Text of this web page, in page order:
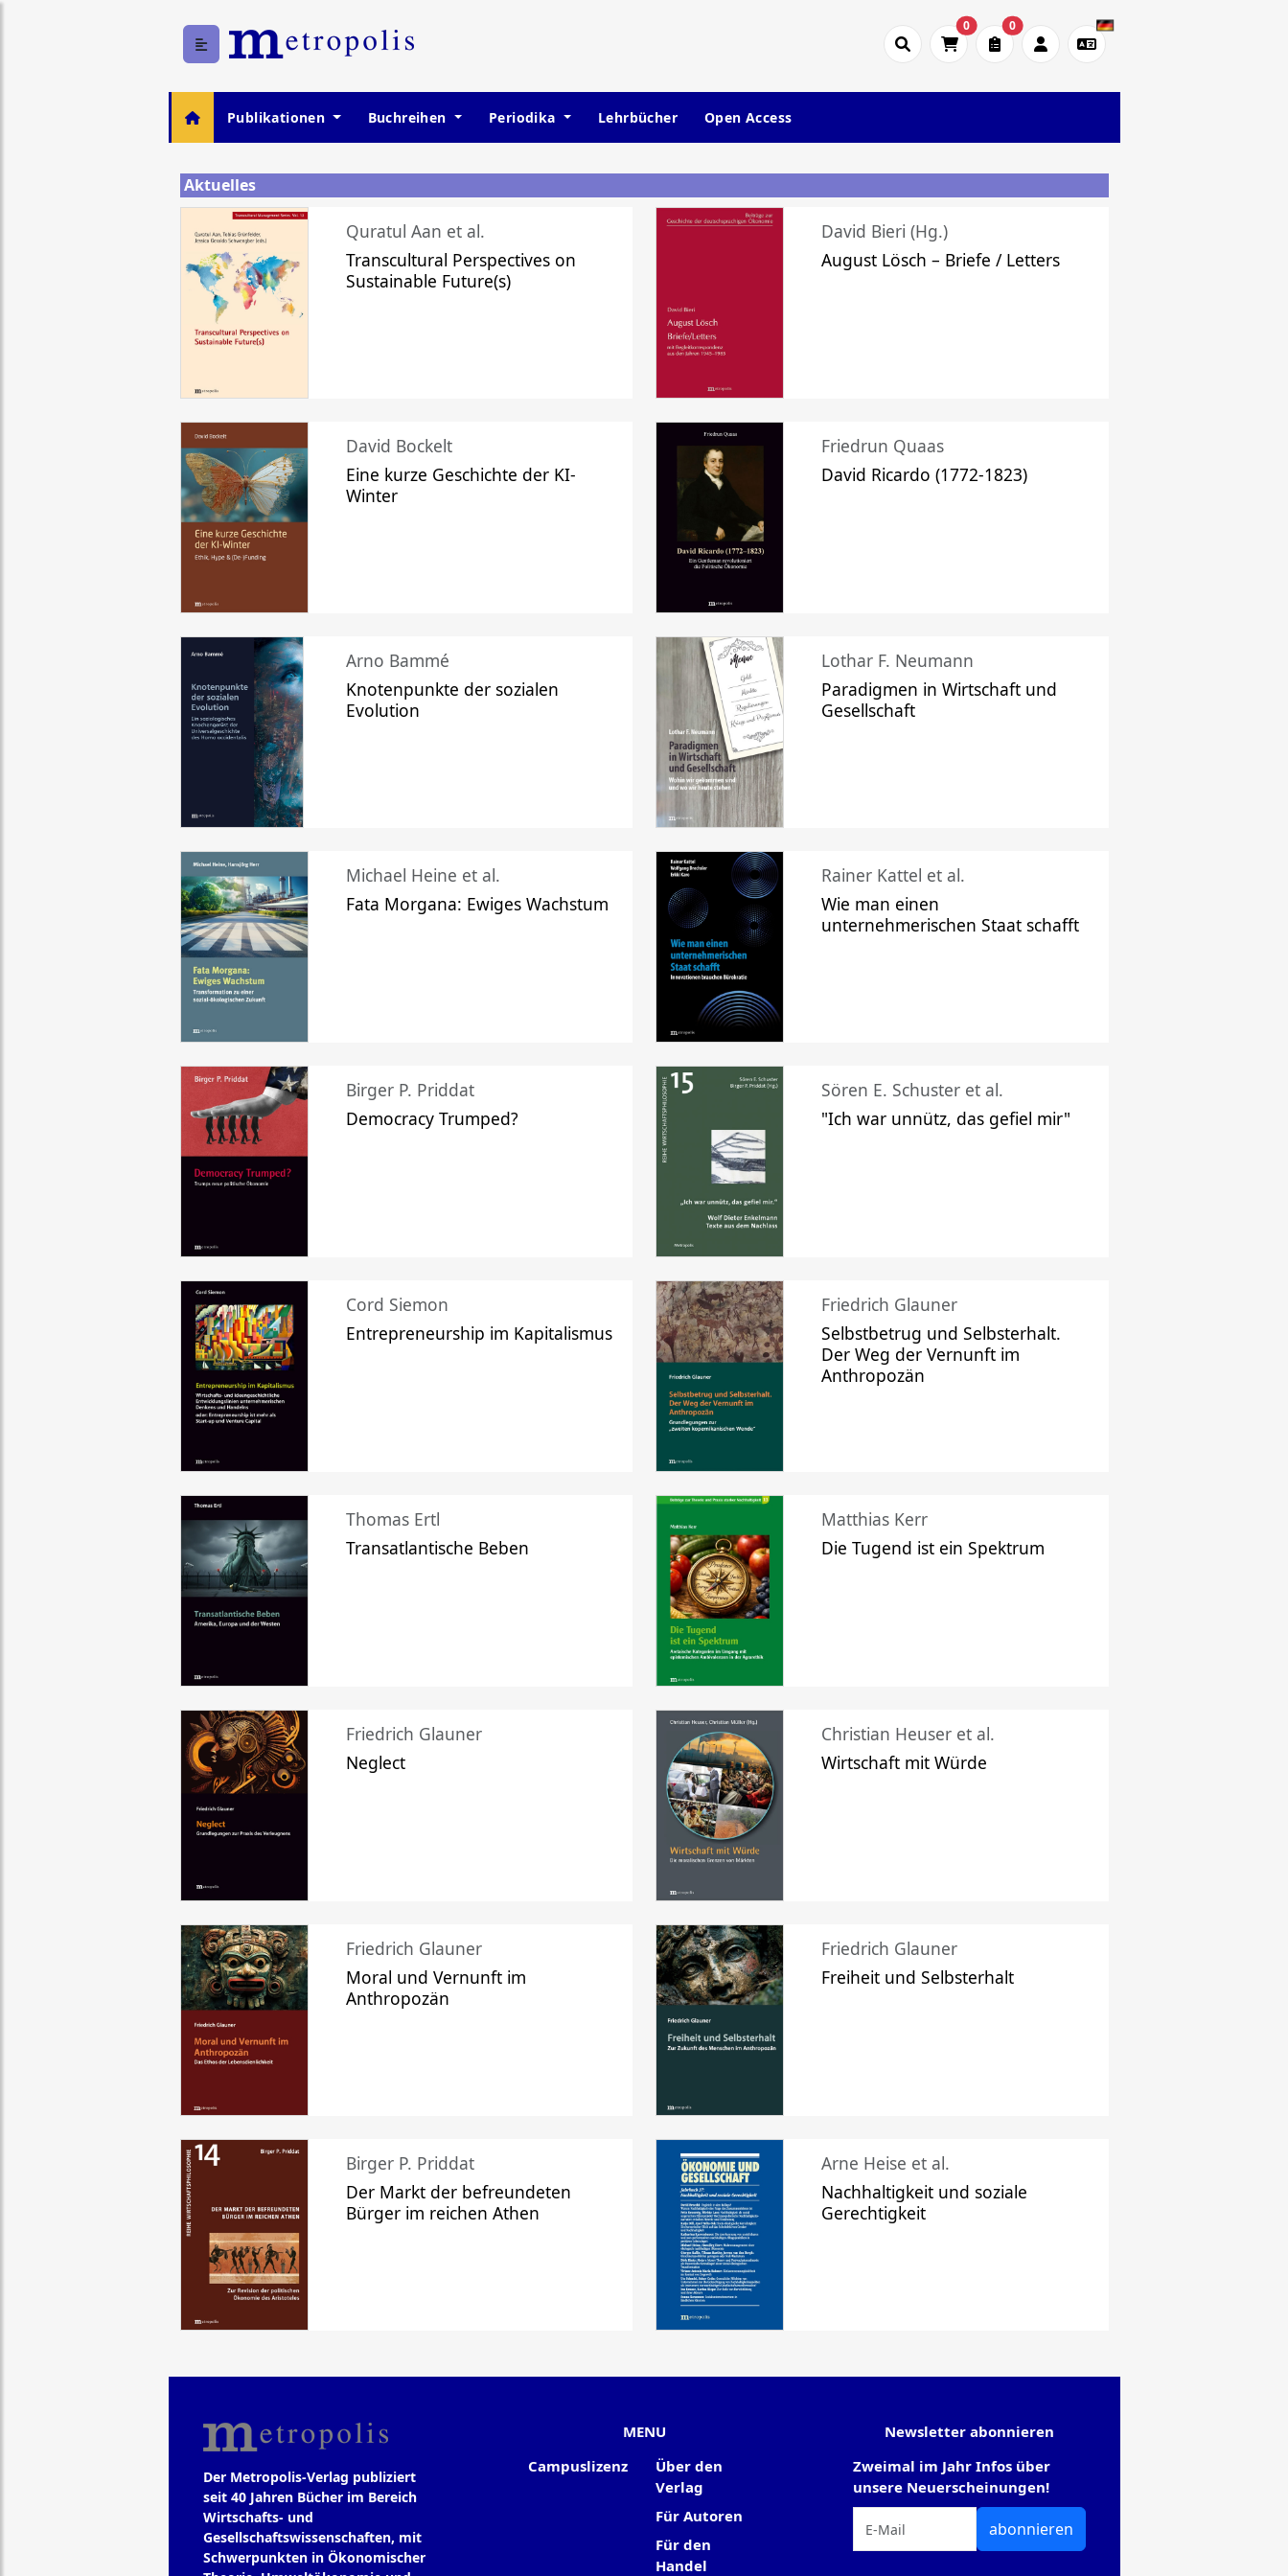
0 0
Publikationen Buchreihen Periodika Lehrbücher Open Access
Aktuelles
Quratul Aan et al.
Transcultural Perspectives on
Sustainable Future(s)
David Bieri (Hg.)
August Lösch – Briefe / Letters
David Bockelt
Eine kurze Geschichte der KI-
Winter
Friedrun Quaas
David Ricardo (1772-1823)
Arno Bammé
Knotenpunkte der sozialen
Evolution
Lothar F. Neumann
Paradigmen in Wirtschaft und
Gesellschaft
Michael Heine et al.
Fata Morgana: Ewiges Wachstum
Rainer Kattel et al.
Wie man einen
unternehmerischen Staat schafft
Birger P. Priddat
Democracy Trumped?
Sören E. Schuster et al.
"Ich war unnütz, das gefiel mir"
Cord Siemon
Entrepreneurship im Kapitalismus
Friedrich Glauner
Selbstbetrug und Selbsterhalt.
Der Weg der Vernunft im
Anthropozän
Thomas Ertl
Transatlantische Beben
Matthias Kerr
Die Tugend ist ein Spektrum
Friedrich Glauner
Neglect
Christian Heuser et al.
Wirtschaft mit Würde
Friedrich Glauner
Moral und Vernunft im
Anthropozän
Friedrich Glauner
Freiheit und Selbsterhalt
Birger P. Priddat
Der Markt der befreundeten
Bürger im reichen Athen
Arne Heise et al.
Nachhaltigkeit und soziale
Gerechtigkeit
Der Metropolis-Verlag publiziert
seit 40 Jahren Bücher im Bereich
Wirtschafts- und
Gesellschaftswissenschaften, mit
Schwerpunkten in Ökonomischer
MENU
Campuslizenz
Über den
Verlag
Für Autoren
Für den
Handel
Newsletter abonnieren
Zweimal im Jahr Infos über
unsere Neuerscheinungen!
abonnieren